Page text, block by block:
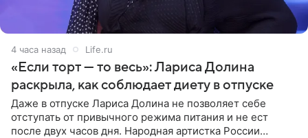
4 часа назад Life.ru
«Если торт — то весь»: Лариса Долина
раскрыла, как соблюдает диету в отпуске
Даже в отпуске Лариса Долина не позволяет себе
отступать от привычного режима питания и не ест
после двух часов дня. Народная артистка России